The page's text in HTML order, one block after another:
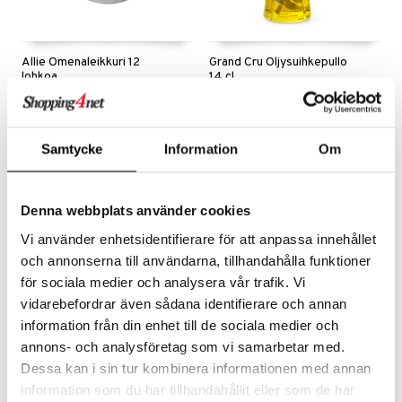
Samtycke Information Om
Denna webbplats använder cookies
Vi använder enhetsidentifierare för att anpassa innehållet
och annonserna till användarna, tillhandahålla funktioner
för sociala medier och analysera vår trafik. Vi
vidarebefordrar även sådana identifierare och annan
information från din enhet till de sociala medier och
annons- och analysföretag som vi samarbetar med.
Dessa kan i sin tur kombinera informationen med annan
information som du har tillhandahållit eller som de har
Allie Omenaleikkuri 12
lohkoa
DORRE
Grand Cru Öljysuihkepullo
14 cl
Kaunis laatuinen lasi, kestävä ja toimiva irrotettava harjatusta teräksestä valmistettu yläosa – ja neljä ikonista uurretta. Uudella Rosendahl Grand Cru -sarjan öljy-/etikkasuihkepullolla on nyt helpompaa kuin koskaan annostella oikea määrä öljyä tai etikkaa ruoanlaitossa.
Pähkinäpuu
vihannesleikkuri